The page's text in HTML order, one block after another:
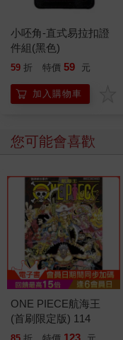
小呸角-直式易拉扣證
件組(黑色)
59 折 特價 59 元
加入購物車
您可能會喜歡
ONE PIECE航海王
(首刷限定版) 114